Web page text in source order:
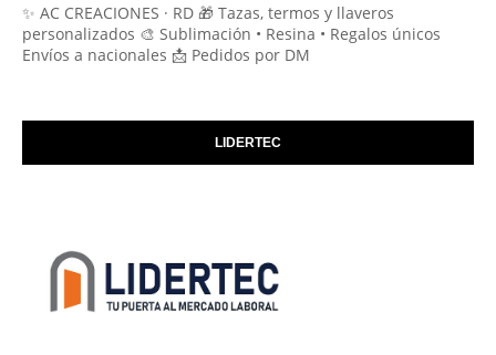
✨ AC CREACIONES · RD 🎁 Tazas, termos y llaveros
personalizados 🎨 Sublimación • Resina • Regalos únicos
Envíos a nacionales 📩 Pedidos por DM
LIDERTEC